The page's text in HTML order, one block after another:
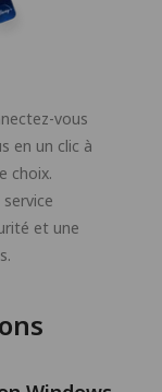
vous
en un clic à
choix.
et une